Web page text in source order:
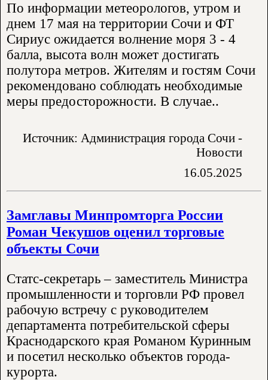
По информации метеорологов, утром и
днем 17 мая на территории Сочи и ФТ
Сириус ожидается волнение моря 3 - 4
балла, высота волн может достигать
полутора метров. Жителям и гостям Сочи
рекомендовано соблюдать необходимые
меры предосторожности. В случае..
Источник: Администрация города Сочи -
Новости
16.05.2025
Замглавы Минпромторга России
Роман Чекушов оценил торговые
объекты Сочи
Статс-секретарь – заместитель Министра
промышленности и торговли РФ провел
рабочую встречу с руководителем
департамента потребительской сферы
Краснодарского края Романом Куринным
и посетил несколько объектов города-
курорта.